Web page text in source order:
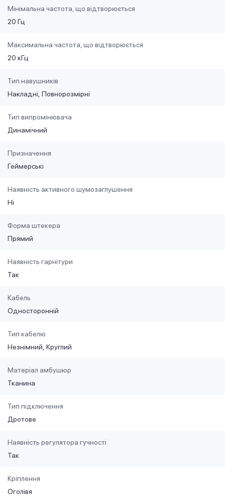
Мінімальна частота, що відтворюється
20 Гц
Максимальна частота, що відтворюється
20 кГц
Тип навушників
Накладні Повнорозмірні
Тип випромінювача
Динамічний
Призначення
Геймерські
Наявність активного шумозаглушення
Ні
Форма штекера
Прямий
Наявність гарнітури
Так
Кабель
Односторонній
Тип кабелю
Незнімний Круглий
Матеріал амбушюр
Тканина
Тип підключення
Дротове
Наявність регулятора гучності
Так
Кріплення
Оголівя